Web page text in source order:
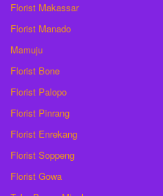
Florist Makassar
Florist Manado
Mamuju
Florist Bone
Florist Palopo
Florist Pinrang
Florist Enrekang
Florist Soppeng
Florist Gowa